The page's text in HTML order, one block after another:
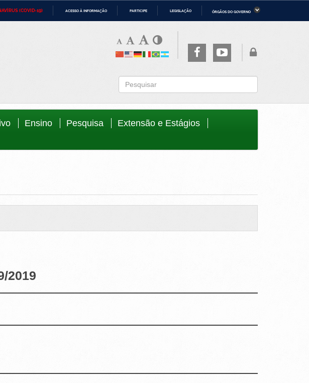
(COVID-19) ACESSO À INFORMAÇÃO PARTICIPE LEGISLAÇÃO
ÓRGÃOS DO GOVERNO
Ministério da Infraestrutura
Inovações e Comunicações
Secretaria-Geral
Ensino Pesquisa
Extensão e Estágios
2019